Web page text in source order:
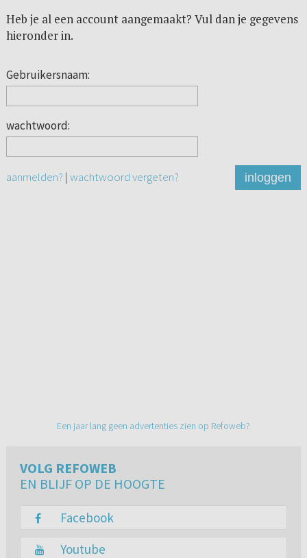
Heb je al een account aangemaakt? Vul dan je gegevens
hieronder in.
Gebruikersnaam:
wachtwoord:
aanmelden? | wachtwoord vergeten? inloggen
Een jaar lang geen advertenties zien op Refoweb?
VOLG REFOWEB
EN BLIJF OP DE HOOGTE
Facebook
Youtube